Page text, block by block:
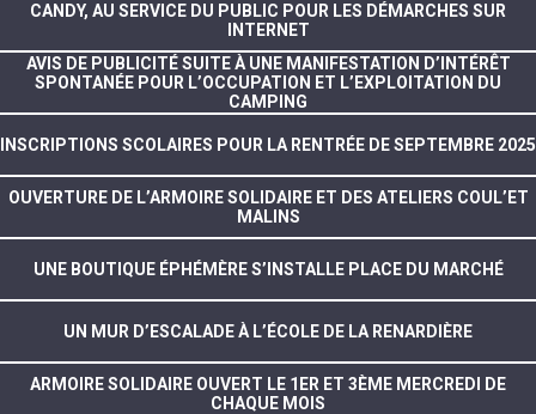
CANDY, AU SERVICE DU PUBLIC POUR LES DÉMARCHES SUR
INTERNET
AVIS DE PUBLICITÉ SUITE À UNE MANIFESTATION D’INTÉRÊT
SPONTANÉE POUR L’OCCUPATION ET L’EXPLOITATION DU
CAMPING
INSCRIPTIONS SCOLAIRES POUR LA RENTRÉE DE SEPTEMBRE 2025
OUVERTURE DE L’ARMOIRE SOLIDAIRE ET DES ATELIERS COUL’ET
MALINS
UNE BOUTIQUE ÉPHÉMÈRE S’INSTALLE PLACE DU MARCHÉ
UN MUR D’ESCALADE À L’ÉCOLE DE LA RENARDIÈRE
ARMOIRE SOLIDAIRE OUVERT LE 1ER ET 3ÈME MERCREDI DE
CHAQUE MOIS